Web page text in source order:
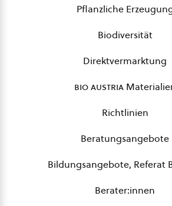
Pflanzliche
Biodiversität
Direktvermarktung
bio austria
Richtlinien
Beratungsangebote
Bildungsangebote, Referat
Berater:innen